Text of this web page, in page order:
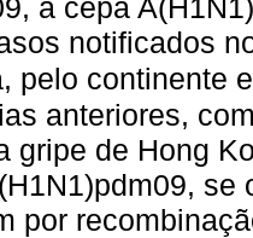
a cepa
notificados
pelo continente
anteriores,
gripe de Hong
por